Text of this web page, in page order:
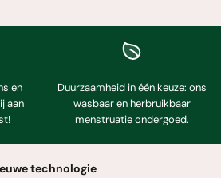
en
aan
Duurzaamheid in één keuze: ons
wasbaar en herbruikbaar
menstruatie ondergoed.
technologie